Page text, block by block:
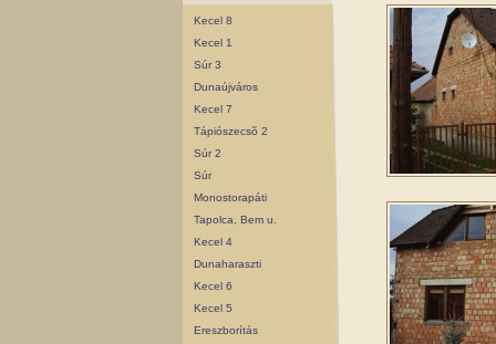
Kecel 8
Kecel 1
Súr 3
Dunaújváros
Kecel 7
Tápiószecsõ 2
Súr 2
Súr
Monostorapáti
Tapolca, Bem u.
Kecel 4
Dunaharaszti
Kecel 6
Kecel 5
Ereszborítás